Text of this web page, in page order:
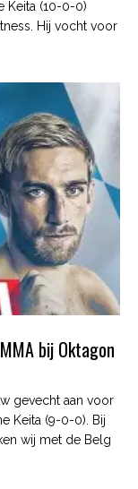
Keita (10-0-0)
Hij vocht voor
bij Oktagon
gevecht aan voor
Keita (9-0-0). Bij
wij met de Belg